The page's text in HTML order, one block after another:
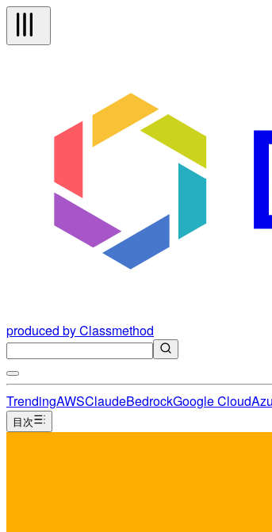
produced by Classmethod
TrendingAWSClaudeBedrockGoogle Cloud
目次